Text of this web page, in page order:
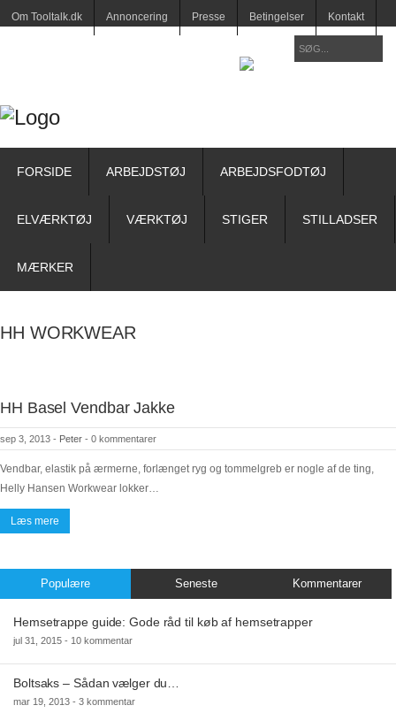
Om Tooltalk.dk Annoncering Presse Betingelser Kontakt
FORSIDE ARBEJDSTØJ ARBEJDSFODTØJ
ELVÆRKTØJ VÆRKTØJ STIGER STILLADSER
MÆRKER
HH WORKWEAR
HH Basel Vendbar Jakke
sep 3, 2013 - Peter - 0 kommentarer
Vendbar, elastik på ærmerne, forlænget ryg og tommelgreb er nogle af de ting,
Helly Hansen Workwear lokker…
Læs mere
Populære Seneste Kommentarer
Hemsetrappe guide: Gode råd til køb af hemsetrapper
jul 31, 2015 - 10 kommentar
Boltsaks – Sådan vælger du…
mar 19, 2013 - 3 kommentar